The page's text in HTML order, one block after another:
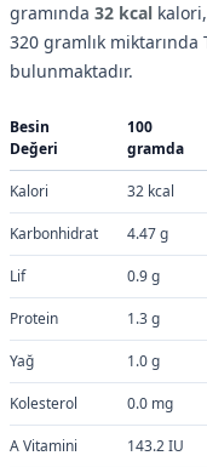
gramında 32 kcal
320 gramlık miktarında
bulunmaktadır.
Besin
Değeri
100
gramda
Kalori 32 kcal
Karbonhidrat 4.47 g
Lif 0.9 g
Protein 1.3 g
Yağ 1.0 g
Kolesterol 0.0 mg
A Vitamini 143.2 IU